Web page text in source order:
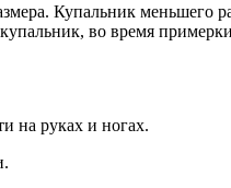
Купальник меньшего
во время
на руках и ногах.